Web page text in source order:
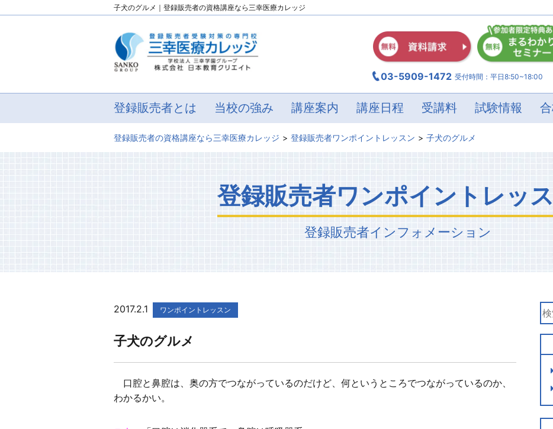
子犬のグルメ｜登録販売者の資格講座なら三幸医療カレッジ
03-5909-1472 受付時間：平日8:50~18:00
登録販売者とは 当校の強み 講座案内 講座日程 受講料 試験情報
登録販売者の資格講座なら三幸医療カレッジ 登録販売者ワンポイントレッスン 子犬のグルメ
登録販売者ワンポイントレッ
登録販売者インフォメーション
2017.2.1 ワンポイントレッスン
子犬のグルメ
口腔と鼻腔は、奥の方でつながっているのだけど、何というところでつながっているのか、
わかるかい。